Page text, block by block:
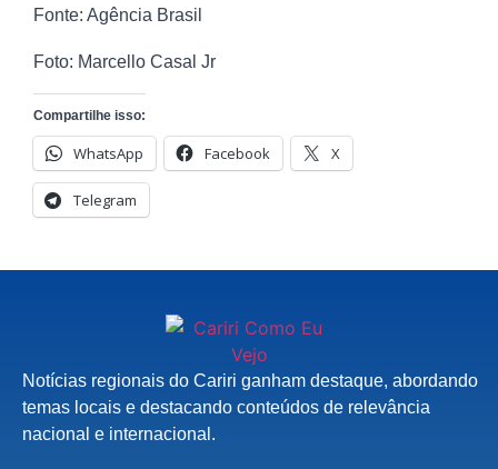
Fonte: Agência Brasil
Foto: Marcello Casal Jr
Compartilhe isso:
WhatsApp Facebook X
Telegram
Notícias regionais do Cariri ganham destaque, abordando
temas locais e destacando conteúdos de relevância
nacional e internacional.